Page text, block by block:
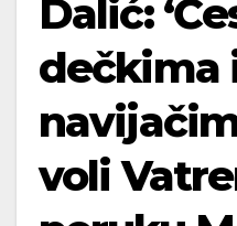
Dalić:
dečkima
voli